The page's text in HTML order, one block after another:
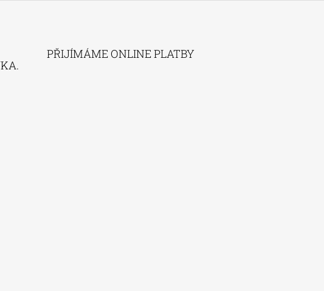
PŘIJÍMÁME ONLINE PLATBY